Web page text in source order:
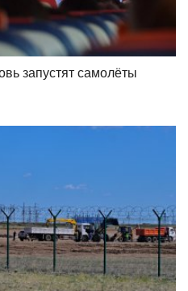
запустят самолёты